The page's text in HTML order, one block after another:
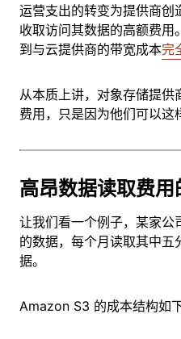
运营支出的转变为提供商创
收取访问其数据的高额费
到与云提供商的带宽成本完
从本质上讲，对象存储提供
费用，只是因为他们可以这
高昂数据读取费用
让我们看一个例子，某家
的数据，每个月读取其中
据。
Amazon S3 的成本结构如下